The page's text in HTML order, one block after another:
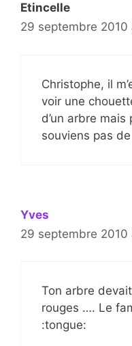
Etincelle
29 septembre 2010
Christophe, il
voir une
d’un arbre
souviens pas de
Yves
29 septembre 2010
Ton arbre
rouges …. Le
:tongue: